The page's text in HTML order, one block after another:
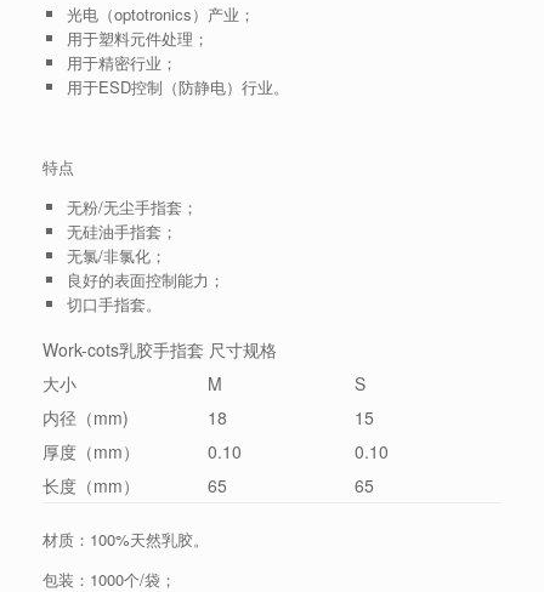
光电（optotronics）产业；
用于塑料元件处理；
用于精密行业；
用于ESD控制（防静电）行业。
特点
无粉/无尘手指套；
无硅油手指套；
无氯/非氯化；
良好的表面控制能力；
切口手指套。
Work-cots乳胶手指套 尺寸规格
大小
M
S
内径（mm)
18
15
厚度（mm）
0.10
0.10
长度（mm）
65 65
材质：100%天然乳胶。
包装：1000个/袋；